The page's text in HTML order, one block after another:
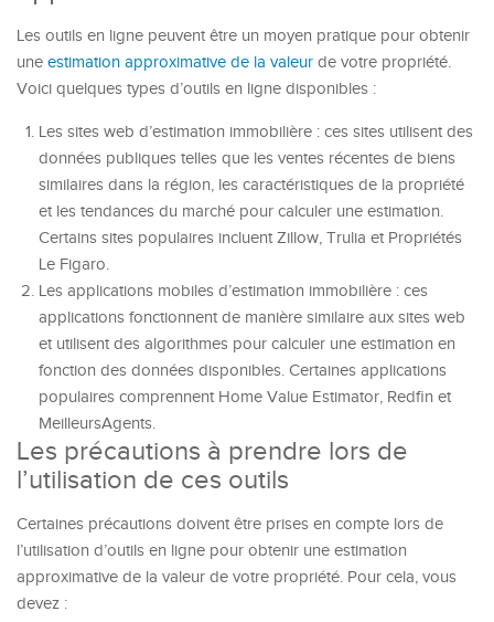
Les outils en ligne peuvent être un moyen pratique pour obtenir
une estimation approximative de la valeur de votre propriété.
Voici quelques types d’outils en ligne disponibles :
Les sites web d’estimation immobilière : ces sites utilisent des
données publiques telles que les ventes récentes de biens
similaires dans la région, les caractéristiques de la propriété
et les tendances du marché pour calculer une estimation.
Certains sites populaires incluent Zillow, Trulia et Propriétés
Le Figaro.
Les applications mobiles d’estimation immobilière : ces
applications fonctionnent de manière similaire aux sites web
et utilisent des algorithmes pour calculer une estimation en
fonction des données disponibles. Certaines applications
populaires comprennent Home Value Estimator, Redfin et
MeilleursAgents.
Les précautions à prendre lors de
l’utilisation de ces outils
Certaines précautions doivent être prises en compte lors de
l’utilisation d’outils en ligne pour obtenir une estimation
approximative de la valeur de votre propriété. Pour cela, vous
devez :